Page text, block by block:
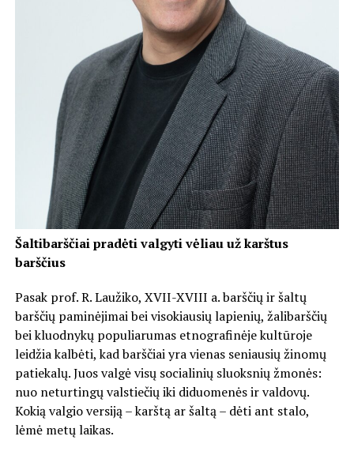
Šaltibarščiai pradėti valgyti vėliau už karštus
barščius
Pasak prof. R. Laužiko, XVII-XVIII a. barščių ir šaltų
barščių paminėjimai bei visokiausių lapienių, žalibarščių
bei kluodnykų populiarumas etnografinėje kultūroje
leidžia kalbėti, kad barščiai yra vienas seniausių žinomų
patiekalų. Juos valgė visų socialinių sluoksnių žmonės:
nuo neturtingų valstiečių iki diduomenės ir valdovų.
Kokią valgio versiją – karštą ar šaltą – dėti ant stalo,
lėmė metų laikas.